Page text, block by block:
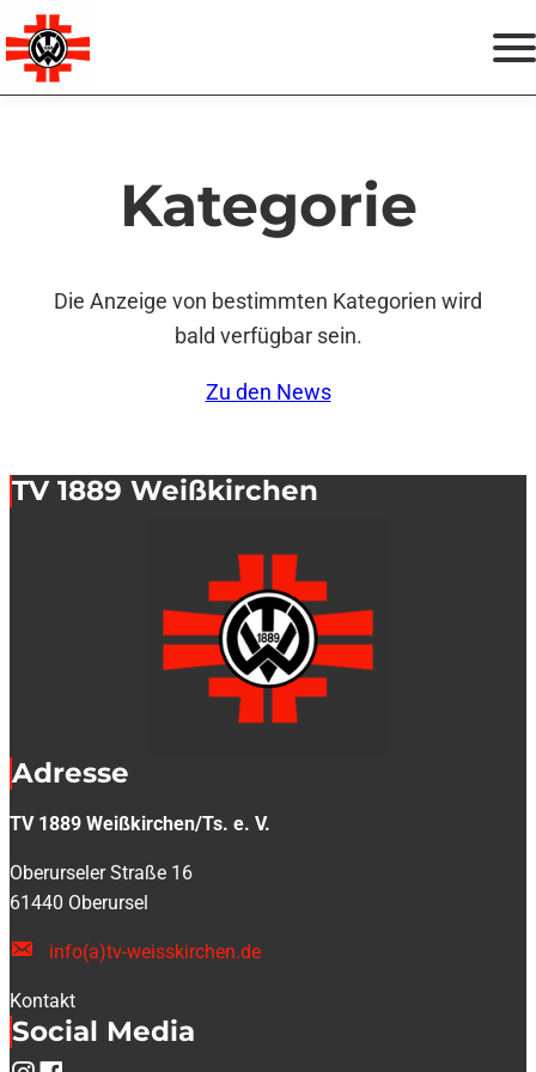
Zum
Inhalt
springen
Vereinsshop
Kategorie
Die Anzeige von bestimmten Kategorien wird
bald verfügbar sein.
Zu den News
TV 1889 Weißkirchen
Adresse
TV 1889 Weißkirchen/Ts. e. V.
Oberurseler Straße 16
61440 Oberursel
info(a)tv-weisskirchen.de
Kontakt
Social Media